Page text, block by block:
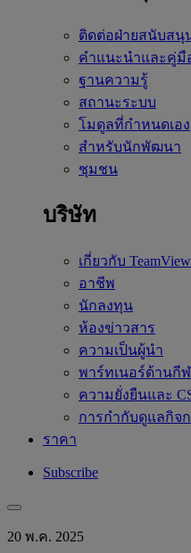
ติดต่อฝ่ายสนับสนุ
คำแนะนำและคู่มื
ฐานความรู้
สถานะระบบ
โมดูลที่กำหนดเอง
สำหรับนักพัฒนา
ชุมชน
บริษัท
เกี่ยวกับ
อาชีพ
นักลงทุน
ห้องข่าวสาร
ความเป็นผู้นำ
พาร์ทเนอร์ด้านกี
ความยั่งยืนและ
การกำกับดูแลกิจ
ราคา
Subscribe
20 พ.ค. 2025